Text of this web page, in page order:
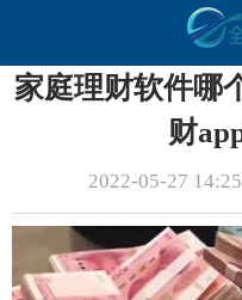
家庭理财软件哪
财
2022-05-27